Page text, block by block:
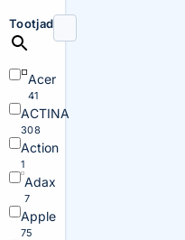
Tootjad
Acer
41
ACTINA
308
Action
1
Adax
7
Apple
75